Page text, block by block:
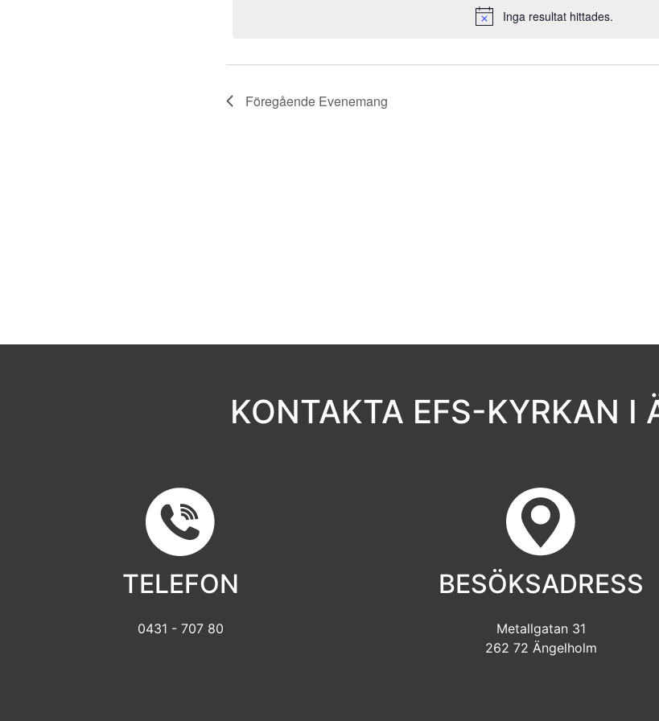
Notis
Inga resultat hittades.
Föregående Evenemang
KONTAKTA EFS-KYRKAN I
TELEFON
0431 - 707 80
BESÖKSADRESS
Metallgatan 31
262 72 Ängelholm